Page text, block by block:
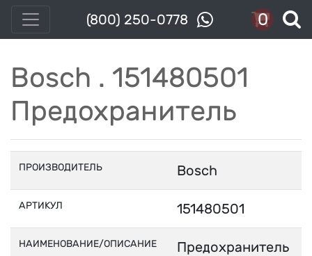
(800) 250-0778 0
Bosch . 151480501
Предохранитель
ПРОИЗВОДИТЕЛЬ Bosch
АРТИКУЛ 151480501
НАИМЕНОВАНИЕ/ОПИСАНИЕ Предохранитель